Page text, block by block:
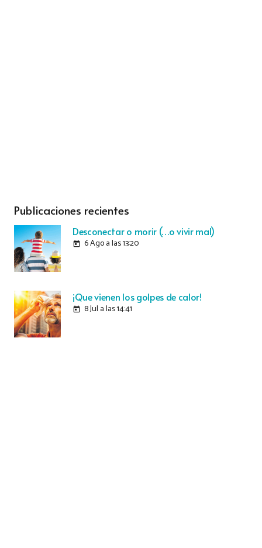
Publicaciones recientes
Desconectar o morir (…o vivir mal)
today 6 Ago a las 13:20
¡Que vienen los golpes de calor!
today 8 Jul a las 14:41